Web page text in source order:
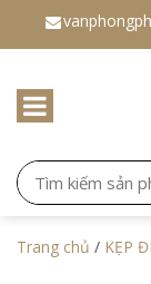
Trang chủ / KẸP